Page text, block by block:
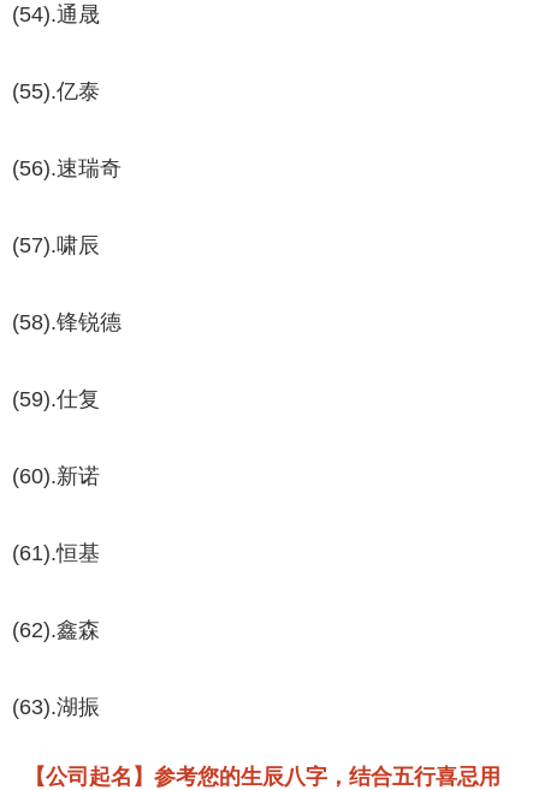
(54).通晟
(55).亿泰
(56).速瑞奇
(57).啸辰
(58).锋锐德
(59).仕复
(60).新诺
(61).恒基
(62).鑫森
(63).湖振
【公司起名】参考您的生辰八字，结合五行喜忌用